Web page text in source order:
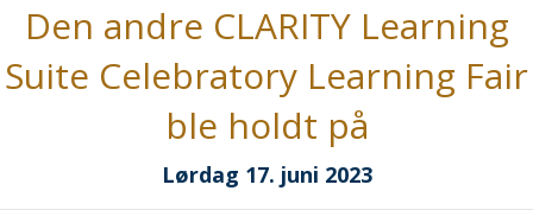
Den andre CLARITY Learning
Suite Celebratory Learning Fair
ble holdt på
Lørdag 17. juni 2023